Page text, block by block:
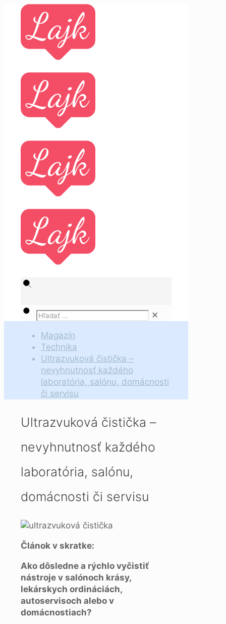
✕
Magazín
Technika
Ultrazvuková čistička –
nevyhnutnosť každého
laboratória, salónu, domácnosti
či servisu
Ultrazvuková čistička –
nevyhnutnosť každého
laboratória, salónu,
domácnosti či servisu
Článok v skratke:
Ako dôsledne a rýchlo vyčistiť
nástroje v salónoch krásy,
lekárskych ordináciách,
autoservisoch alebo v
domácnostiach?